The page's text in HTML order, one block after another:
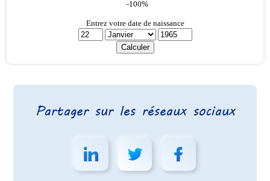
Partager sur les réseaux sociaux